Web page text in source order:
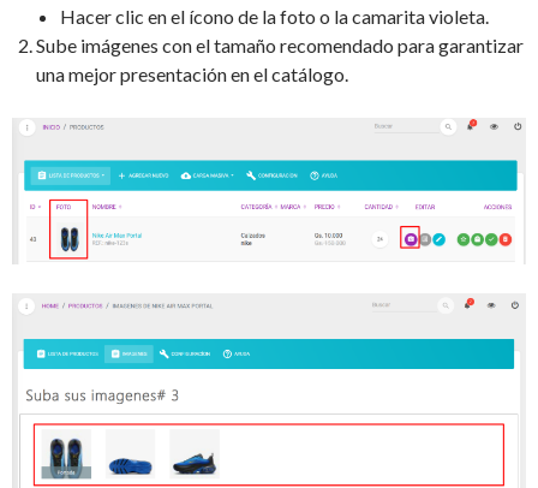
Hacer clic en el ícono de la foto o la camarita violeta.
Sube imágenes con el tamaño recomendado para garantizar
una mejor presentación en el catálogo.